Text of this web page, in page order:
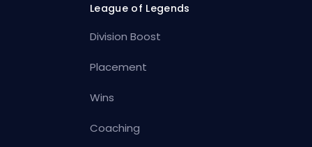
League of Legends
Division Boost
Placement
Wins
Coaching